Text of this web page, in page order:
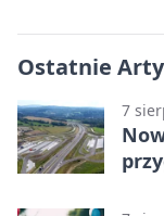
Ostatnie
7